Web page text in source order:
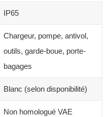
IP65
Chargeur, pompe, antivol,
outils, garde-boue, porte-
bagages
Blanc (selon disponibilité)
Non homologué VAE